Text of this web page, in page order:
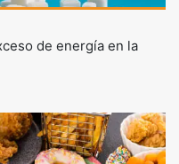
de energía en la